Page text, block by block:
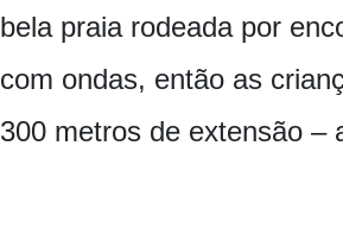
bela praia rodeada por
com ondas, então as
300 metros de extensão –